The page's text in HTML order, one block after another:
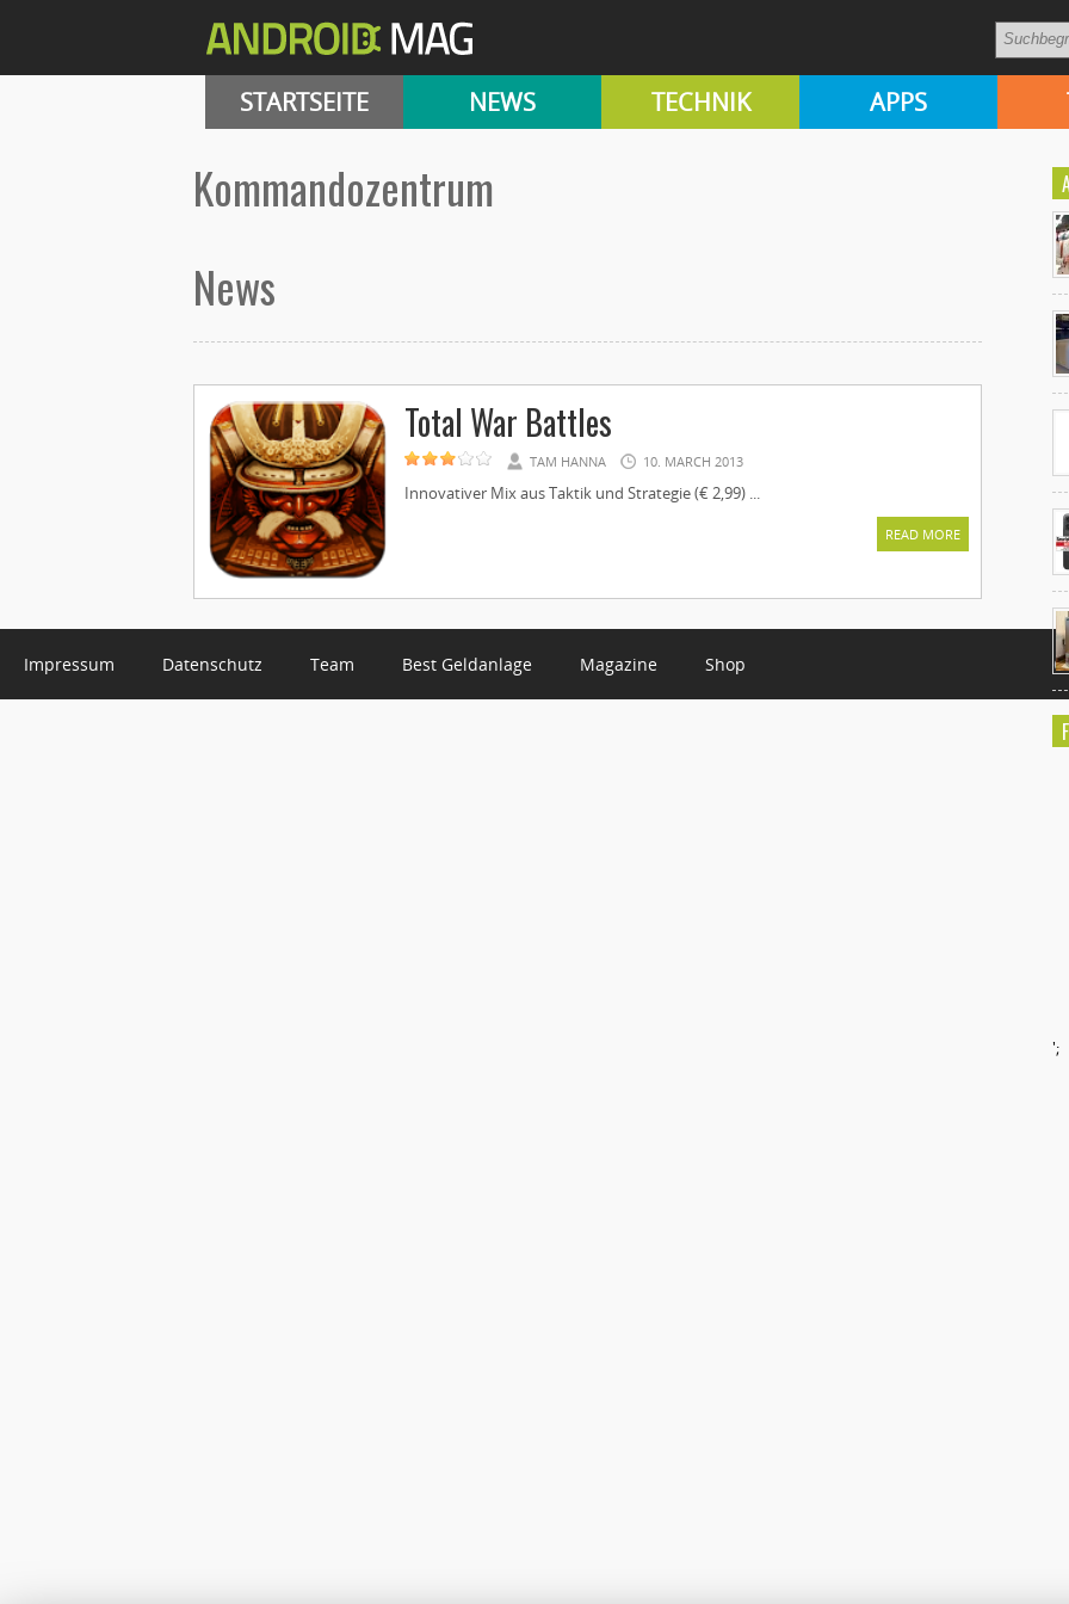
STARTSEITE NEWS TECHNIK APPS
Kommandozentrum
News
Total War Battles
TAM HANNA 10. MARCH 2013
Innovativer Mix aus Taktik und Strategie (€ 2,99) ...
READ MORE
';
Impressum Datenschutz Team Best Geldanlage Magazine Shop